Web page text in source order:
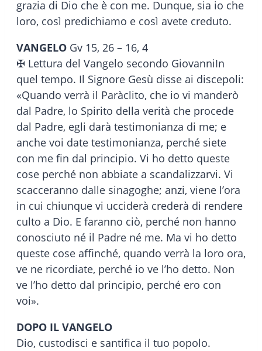
grazia di Dio che è con me. Dunque, sia io che
loro, così predichiamo e così avete creduto.
VANGELO Gv 15, 26 – 16, 4
✠ Lettura del Vangelo secondo GiovanniIn
quel tempo. Il Signore Gesù disse ai discepoli:
«Quando verrà il Paràclito, che io vi manderò
dal Padre, lo Spirito della verità che procede
dal Padre, egli darà testimonianza di me; e
anche voi date testimonianza, perché siete
con me fin dal principio. Vi ho detto queste
cose perché non abbiate a scandalizzarvi. Vi
scacceranno dalle sinagoghe; anzi, viene l’ora
in cui chiunque vi ucciderà crederà di rendere
culto a Dio. E faranno ciò, perché non hanno
conosciuto né il Padre né me. Ma vi ho detto
queste cose affinché, quando verrà la loro ora,
ve ne ricordiate, perché io ve l’ho detto. Non
ve l’ho detto dal principio, perché ero con
voi».
DOPO IL VANGELO
Dio, custodisci e santifica il tuo popolo.